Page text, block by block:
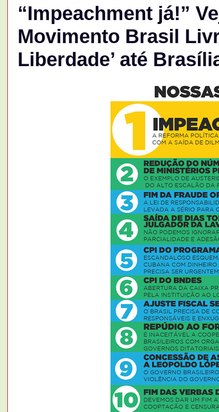
“Impeachment já!”
Movimento Brasil
Liberdade’ até